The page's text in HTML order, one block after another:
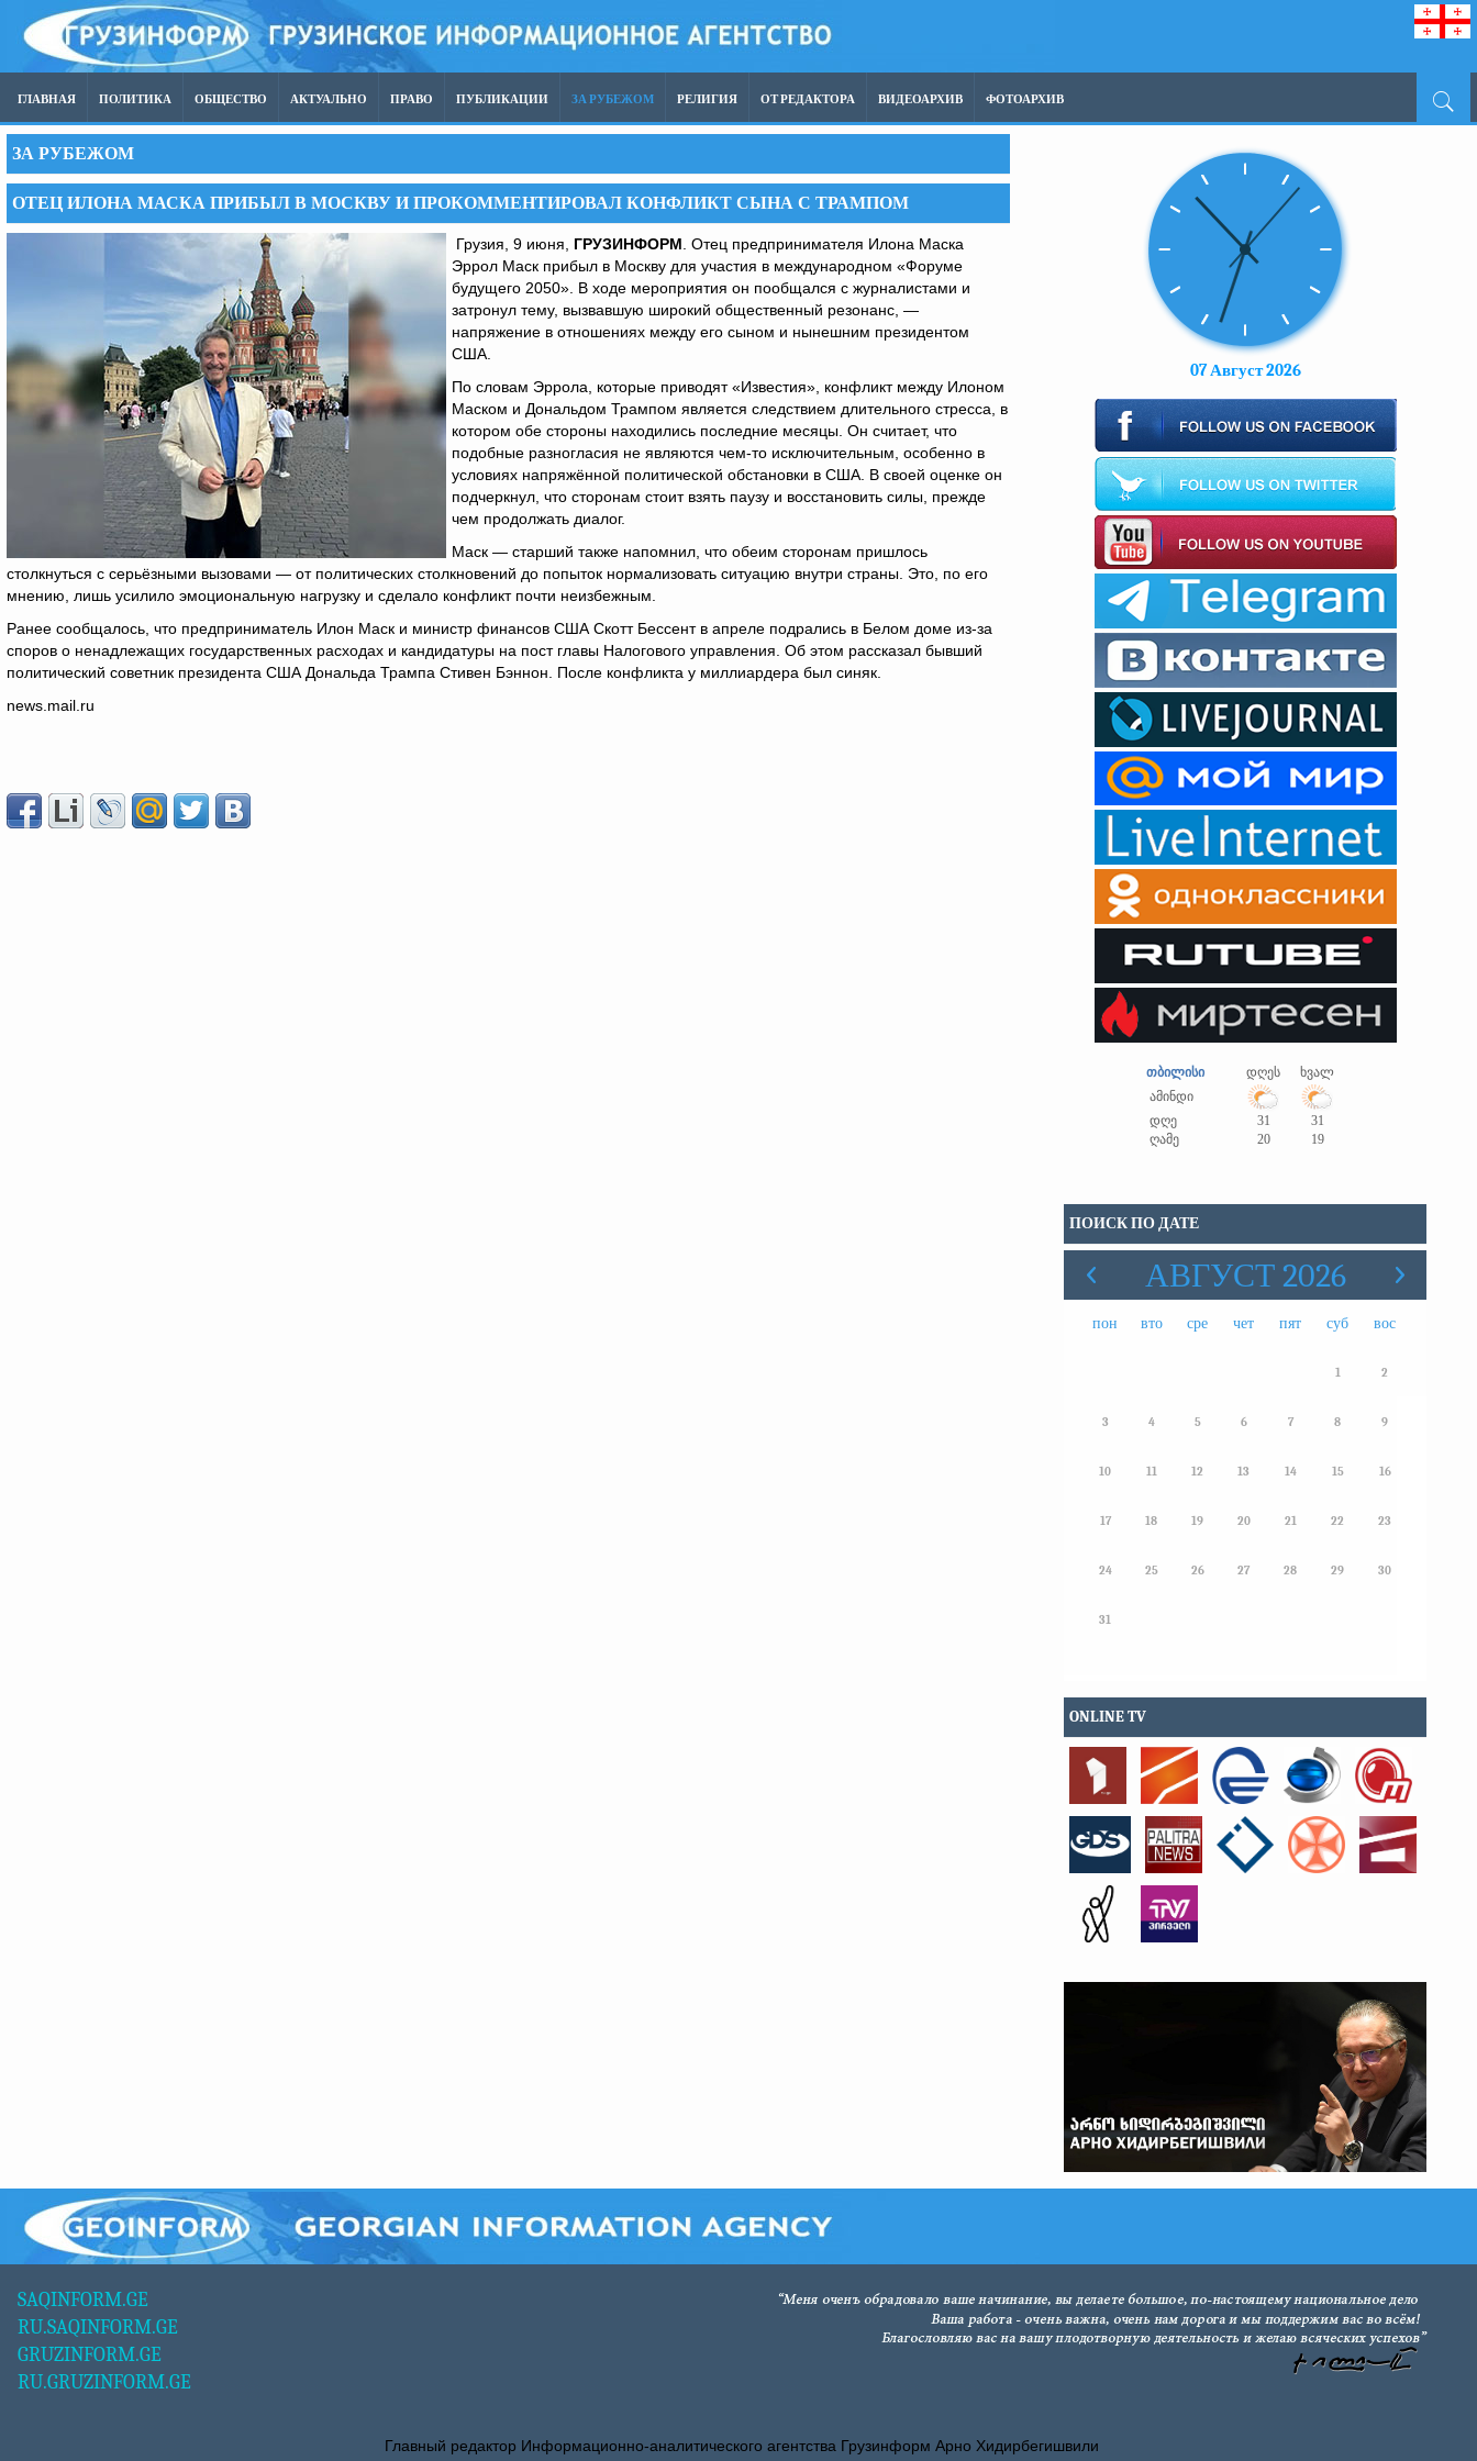
ГЛАВНАЯ ПОЛИТИКА ОБЩЕСТВО АКТУАЛЬНО ПРАВО ПУБЛИКАЦИИ ЗА РУБЕЖОМ РЕЛИГИЯ ОТ РЕДАКТОРА ВИДЕОАРХИВ ФОТОАРХИВ
ЗА РУБЕЖОМ
ОТЕЦ ИЛОНА МАСКА ПРИБЫЛ В МОСКВУ И ПРОКОММЕНТИРОВАЛ КОНФЛИКТ СЫНА С ТРАМПОМ
Грузия, 9 июня, ГРУЗИНФОРМ . Отец предпринимателя Илона Маска
Эррол Маск прибыл в Москву для участия в международном «Форуме
будущего 2050». В ходе мероприятия он пообщался с журналистами и
затронул тему, вызвавшую широкий общественный резонанс, —
напряжение в отношениях между его сыном и нынешним президентом
США.
По словам Эррола, которые приводят «Известия», конфликт между Илоном
Маском и Дональдом Трампом является следствием длительного стресса, в
котором обе стороны находились последние месяцы. Он считает, что
подобные разногласия не являются чем-то исключительным, особенно в
условиях напряжённой политической обстановки в США. В своей оценке он
подчеркнул, что сторонам стоит взять паузу и восстановить силы, прежде
чем продолжать диалог.
Маск — старший также напомнил, что обеим сторонам пришлось
столкнуться с серьёзными вызовами — от политических столкновений до попыток нормализовать ситуацию внутри страны. Это, по его
мнению, лишь усилило эмоциональную нагрузку и сделало конфликт почти неизбежным.
Ранее сообщалось, что предприниматель Илон Маск и министр финансов США Скотт Бессент в апреле подрались в Белом доме из-за
споров о ненадлежащих государственных расходах и кандидатуры на пост главы Налогового управления. Об этом рассказал бывший
политический советник президента США Дональда Трампа Стивен Бэннон. После конфликта у миллиардера был синяк.
news.mail.ru
07 Август 2026
თბილისი დღეს
ხვალ
ამინდი
დღე
31
31
ღამე
20 19
ПОИСК ПО ДАТЕ
АВГУСТ 2026
пон вто сре чет пят суб вос
1 2
3 4 5 6 7 8 9
10 11 12 13 14 15 16
17 18 19 20 21 22 23
24 25 26 27 28 29 30
31
ONLINE TV
SAQINFORM.GE
RU.SAQINFORM.GE
GRUZINFORM.GE
RU.GRUZINFORM.GE
Главный редактор Информационно-аналитического агентства Грузинформ Арно Хидирбегишвили